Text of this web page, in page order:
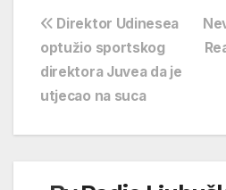
Navigacija
objava
Direktor Udinesea
optužio sportskog
direktora Juvea da je
utjecao na suca